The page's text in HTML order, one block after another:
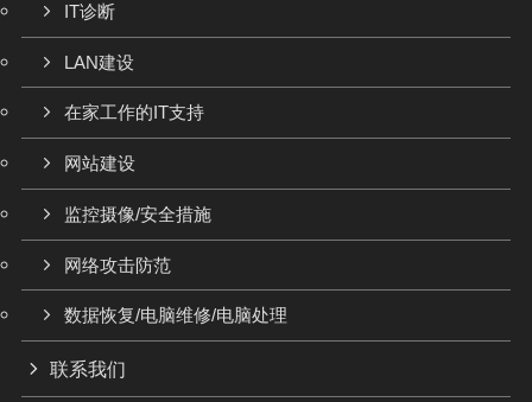
IT诊断
LAN建设
在家工作的IT支持
网站建设
监控摄像/安全措施
网络攻击防范
数据恢复/电脑维修/电脑处理
联系我们